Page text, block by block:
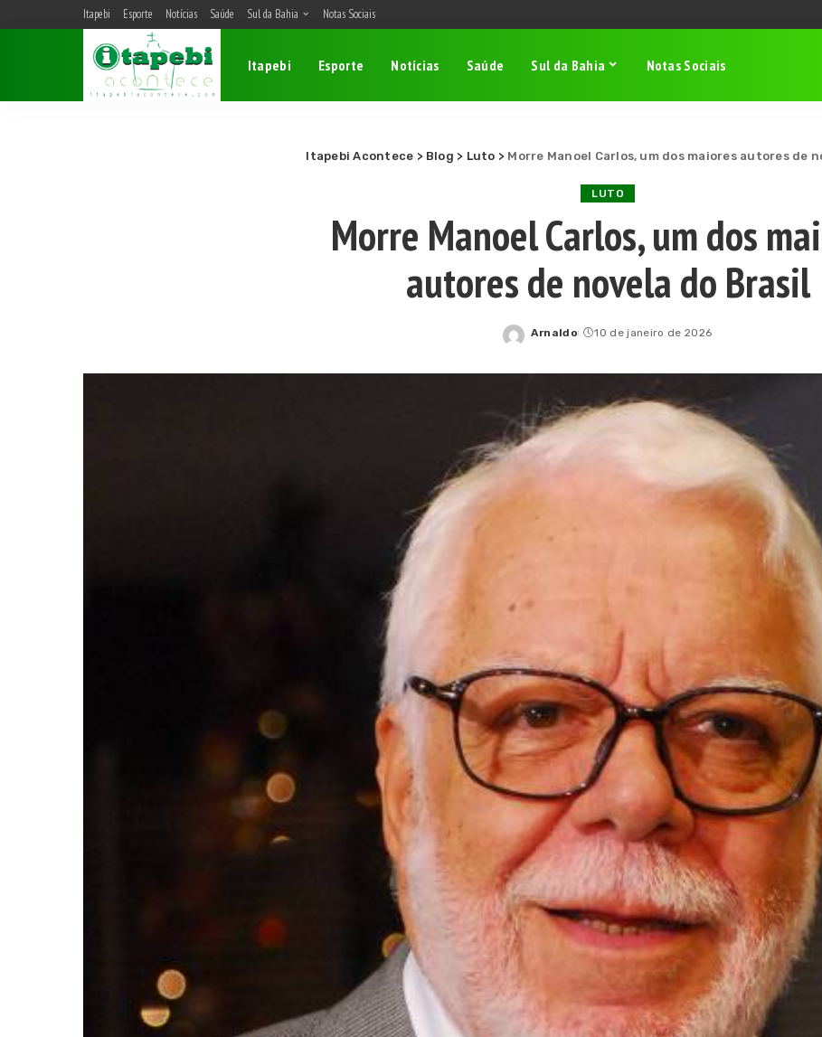
Itapebi Esporte Notícias Saúde Sul da Bahia
Camacan
Eunápolis
Notas Sociais
Itapebi Esporte Notícias Saúde Sul da Bahia Notas Sociais
Itapebi Acontece > Blog > Luto > Morre Manoel Carlos, um dos maiores autores de
LUTO
Morre Manoel Carlos, um dos
autores de novela do Brasil
Posted
Arnaldo 10 de janeiro de 2026